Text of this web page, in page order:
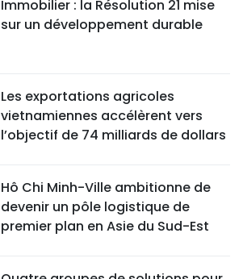
Immobilier : la Résolution 21 mise
sur un développement durable
Les exportations agricoles
vietnamiennes accélèrent vers
l’objectif de 74 milliards de dollars
Hô Chi Minh-Ville ambitionne de
devenir un pôle logistique de
premier plan en Asie du Sud-Est